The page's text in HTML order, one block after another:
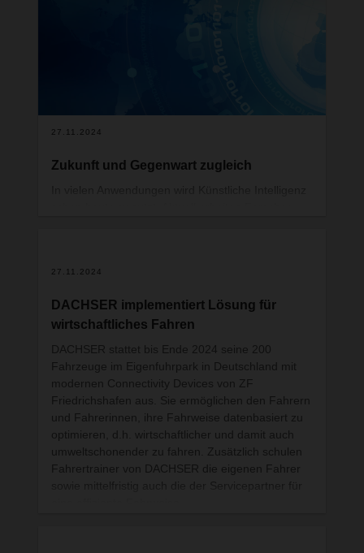
27.11.2024
Zukunft und Gegenwart zugleich
27.11.2024
DACHSER implementiert Lösung für
wirtschaftliches Fahren
DACHSER stattet bis Ende 2024 seine 200
Fahrzeuge im Eigenfuhrpark in Deutschland mit
modernen Connectivity Devices von ZF
Friedrichshafen aus. Sie ermöglichen den Fahrern
und Fahrerinnen, ihre Fahrweise datenbasiert zu
optimieren, d.h. wirtschaftlicher und damit auch
umweltschonender zu fahren. Zusätzlich schulen
Fahrertrainer von DACHSER die eigenen Fahrer